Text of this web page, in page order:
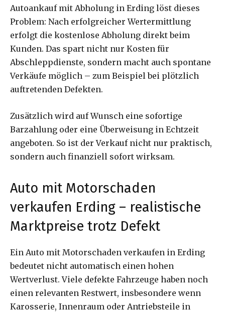
Autoankauf mit Abholung in Erding löst dieses
Problem: Nach erfolgreicher Wertermittlung
erfolgt die kostenlose Abholung direkt beim
Kunden. Das spart nicht nur Kosten für
Abschleppdienste, sondern macht auch spontane
Verkäufe möglich – zum Beispiel bei plötzlich
auftretenden Defekten.
Zusätzlich wird auf Wunsch eine sofortige
Barzahlung oder eine Überweisung in Echtzeit
angeboten. So ist der Verkauf nicht nur praktisch,
sondern auch finanziell sofort wirksam.
Auto mit Motorschaden
verkaufen Erding – realistische
Marktpreise trotz Defekt
Ein Auto mit Motorschaden verkaufen in Erding
bedeutet nicht automatisch einen hohen
Wertverlust. Viele defekte Fahrzeuge haben noch
einen relevanten Restwert, insbesondere wenn
Karosserie, Innenraum oder Antriebsteile in